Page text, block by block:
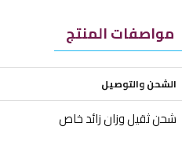
مواصفات المنتج
الشحن والتوصيل
شحن ثقيل وزان زائد خاص